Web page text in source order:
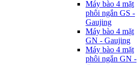
Máy bào 4 mặt
phôi ngắn GS -
Gaujing
Máy bào 4 mặt
GN - Gaujing
Máy bào 4 mặt
phôi ngắn GN -